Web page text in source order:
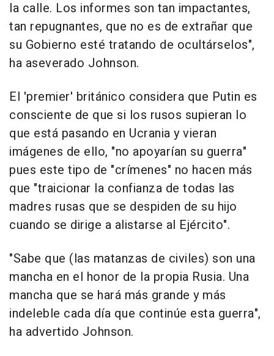
la calle. Los informes son tan impactantes,
tan repugnantes, que no es de extrañar que
su Gobierno esté tratando de ocultárselos",
ha aseverado Johnson.
El 'premier' británico considera que Putin es
consciente de que si los rusos supieran lo
que está pasando en Ucrania y vieran
imágenes de ello, "no apoyarían su guerra"
pues este tipo de "crímenes" no hacen más
que "traicionar la confianza de todas las
madres rusas que se despiden de su hijo
cuando se dirige a alistarse al Ejército".
"Sabe que (las matanzas de civiles) son una
mancha en el honor de la propia Rusia. Una
mancha que se hará más grande y más
indeleble cada día que continúe esta guerra",
ha advertido Johnson.